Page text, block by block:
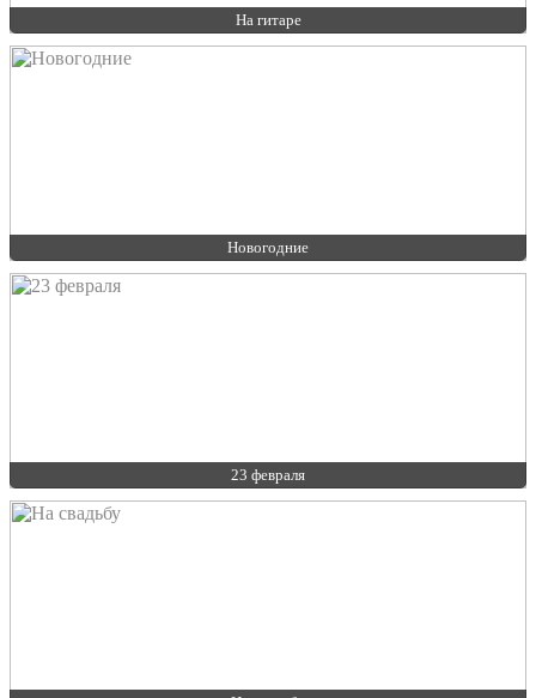
На гитаре
Новогодние
23 февраля